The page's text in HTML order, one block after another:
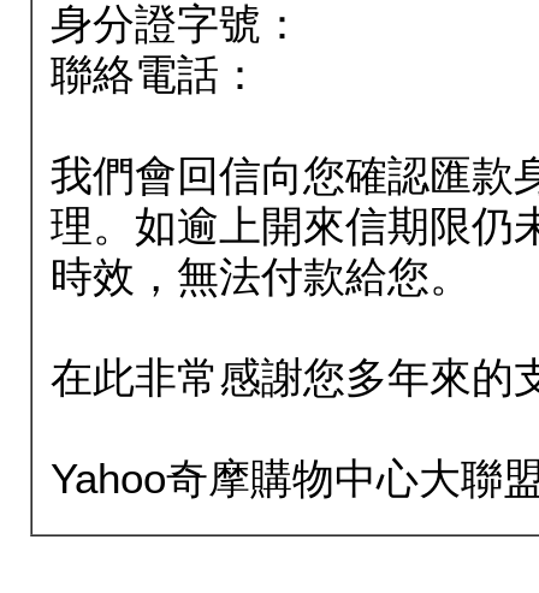
身分證字號：
聯絡電話：
我們會回信向您確認匯款
理。如逾上開來信期限仍
時效，無法付款給您。
在此非常感謝您多年來的
Yahoo奇摩購物中心大